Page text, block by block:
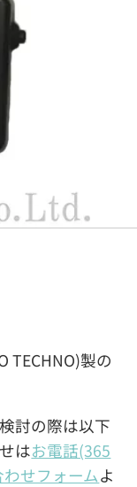
TECHNO)製の
討の際は以下
はお電話(365
せフォームよ